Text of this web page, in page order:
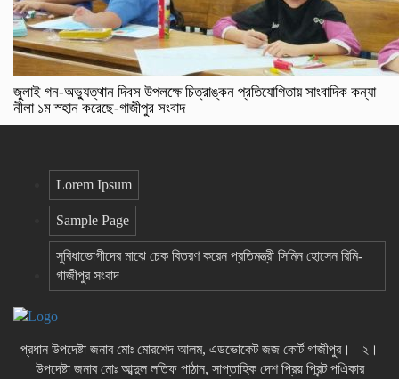
জুলাই গন-অভ্যুত্থান দিবস উপলক্ষে চিত্রাঙ্কন প্রতিযোগিতায় সাংবাদিক কন্যা
নীলা ১ম স্হান করেছে-গাজীপুর সংবাদ
Lorem Ipsum
Sample Page
সুবিধাভোগীদের মাঝে চেক বিতরণ করেন প্রতিমন্ত্রী সিমিন হোসেন রিমি-
গাজীপুর সংবাদ
প্রধান উপদেষ্টা জনাব মোঃ মোরশেদ আলম, এডভোকেট জজ কোর্ট গাজীপুর। ২।
উপদেষ্টা জনাব মোঃ আব্দুল লতিফ পাঠান, সাপ্তাহিক দেশ প্রিয় প্রিন্ট পএিকার